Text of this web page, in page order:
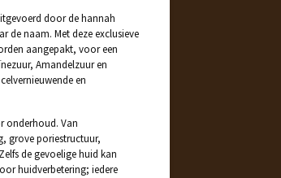
door de hannah
de naam. Met deze exclusieve
aangepakt, voor een
Amandelzuur en
en
onderhoud. Van
grove poriestructuur,
de gevoelige huid kan
huidverbetering; iedere